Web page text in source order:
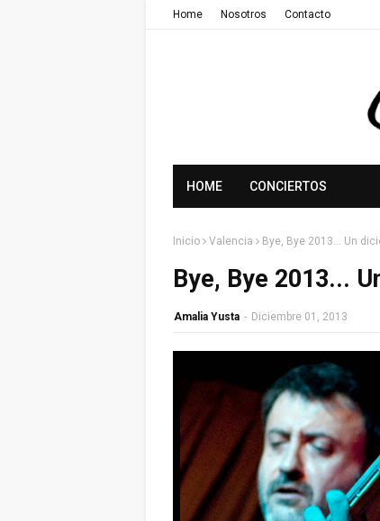
Home Nosotros Contacto
HOME CONCIERTOS
Inicio Valencia Bye, Bye 2013... Un
Bye, Bye 2013...
Amalia Yusta - Diciembre 01, 2013